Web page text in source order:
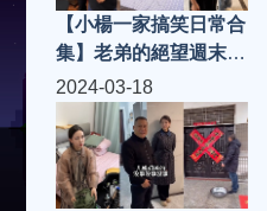
【小楊一家搞笑日常合
集】老弟的絕望週末
EP37
2024-03-18